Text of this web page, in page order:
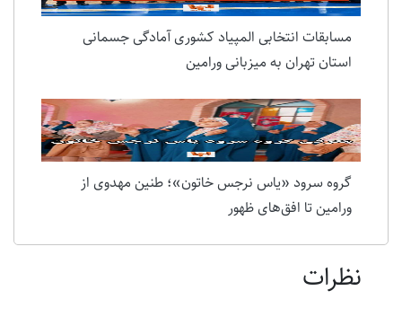
مسابقات انتخابی المپیاد کشوری آمادگی جسمانی
استان تهران به میزبانی ورامین
گروه سرود «یاس نرجس خاتون»؛ طنین مهدوی از
ورامین تا افق‌های ظهور
نظرات